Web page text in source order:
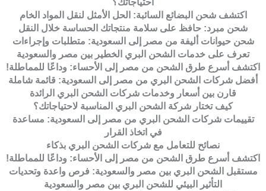
اكتشف شحن البضائع السائبة: الحل الأمثل لنقل المواد الخام
شحن مبرد: حافظ على سلامة منتجاتك الحساسة خلال النقل
شحن حيوانات أليفة من مصر إلى السعودية: متطلبات وإجراءات
تعرف على خدمات الشحن البري الخطير بين مصر والسعودية
اكتشف أسرع طرق الشحن من مصر إلى الأحساء: وداعًا للمماطلة!
أفضل شركات الشحن البري من مصر إلى السعودية: قائمة شاملة
قارن بين أسعار وخدمات شركات الشحن البري الرائدة
كيف تختار شركة الشحن البري المناسبة لاحتياجاتك؟
تقييمات شركات الشحن البري من مصر إلى السعودية: مساعدة
في اتخاذ القرار
نصائح للتعامل مع شركات الشحن البري بذكاء
اكتشف أسرع طرق الشحن من مصر إلى الأحساء: وداعًا للمماطلة!
مستقبل الشحن البري بين مصر والسعودية: فرص واعدة وتحديات
التأثير البيئي للشحن البري بين مصر والسعودية